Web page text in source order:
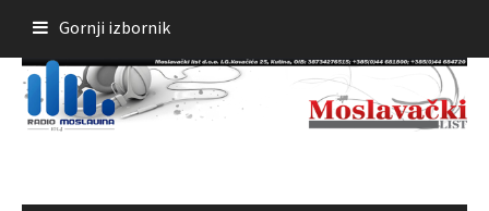
sadržaja
Gornji izbornik